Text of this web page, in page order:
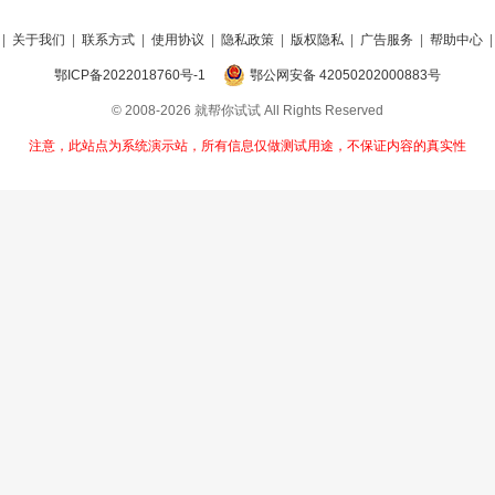
关于我们 联系方式 使用协议 隐私政策 版权隐私 广告服务 帮助中心
鄂ICP备2022018760号-1 鄂公网安备 42050202000883号
© 2008-2026 就帮你试试 All Rights Reserved
注意，此站点为系统演示站，所有信息仅做测试用途，不保证内容的真实性